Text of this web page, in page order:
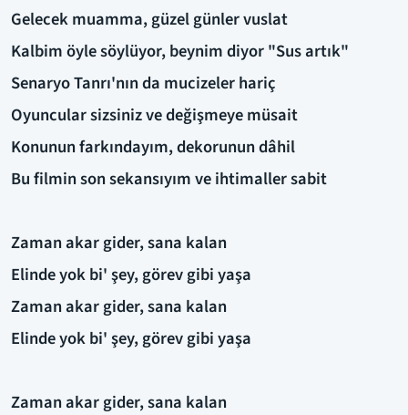
Gelecek muamma, güzel günler vuslat
Kalbim öyle söylüyor, beynim diyor "Sus artık"
Senaryo Tanrı'nın da mucizeler hariç
Oyuncular sizsiniz ve değişmeye müsait
Konunun farkındayım, dekorunun dâhil
Bu filmin son sekansıyım ve ihtimaller sabit
Zaman akar gider, sana kalan
Elinde yok bi' şey, görev gibi yaşa
Zaman akar gider, sana kalan
Elinde yok bi' şey, görev gibi yaşa
Zaman akar gider, sana kalan